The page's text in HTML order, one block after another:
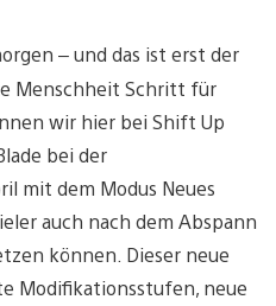
– und das ist erst der
Menschheit Schritt für
wir hier bei Shift Up
bei der
mit dem Modus Neues
auch nach dem Abspann
können. Dieser neue
Modifikationsstufen, neue